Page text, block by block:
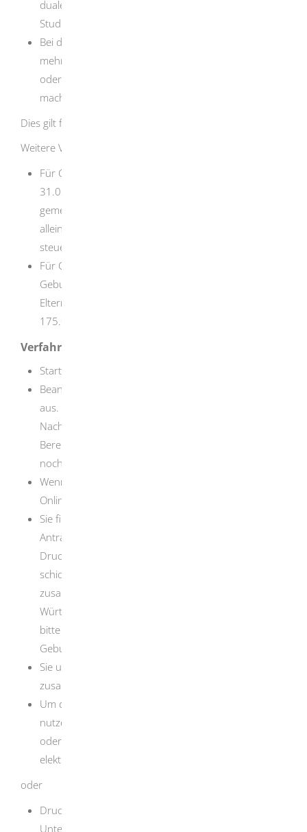
duales Studium, Pflichtpraktika während des
Studiums.
Bei der Grenze von 32 Stunden pro Woche gibt es
mehrere Besonderheiten, zum Beispiel bei Urlaub
oder wenn Sie studieren oder eine Ausbildung
machen.
Dies gilt für die Zeit, in der Sie Elterngeld bekommen.
Weitere Voraussetzungen:
Für Geburten zwischen dem 01.04.2024 und
31.03.2025: Im Jahr vor der Geburt hatten Sie
gemeinsam mit dem anderen Elternteil oder als
alleinerziehender Elternteil maximal 200.000 EUR
steuerpflichtiges Einkommen.
Für Geburten ab dem 01.04.2025: Im Jahr vor der
Geburt hatten Sie gemeinsam mit dem anderen
Elternteil oder als alleinerziehender Elternteil maximal
175.000 EUR steuerpflichtiges Einkommen.
Verfahrensablauf
Starten Sie den Online-Antrag.
Beantworten Sie die Fragen und füllen Sie die Felder
aus. Auch die erforderlichen Unterlagen und
Nachweise können Sie elektronisch hochladen.
Bereits hochgeladene Nachweise müssen Sie nicht
noch zusätzlich per Post einreichen.
Wenn Sie alles angegeben haben, schicken Sie Ihren
Online-Antrag ab.
Sie finden Ihre persönlichen Unterlagen für den
Antrag anschließend im Postfach Ihres Servicekontos.
Drucken Sie diese aus. Unterschreiben Sie sie und
schicken Sie den unterschriebenen Antrag
zusammen an die Landeskreditbank Baden-
Württemberg- Förderbank (L-Bank). Denken Sie dabei
bitte an weitere Unterlagen, zum Beispiel die
Geburtsurkunde.
Sie unterschreiben den Antrag und
zusammen mit den Unterlagen
Um die Antragstellung elektronisch abzuschließen,
nutzen Sie Ihren elektronischen Personalausweis
oder Aufenthaltstitel, um Ihr Elterngeld vollständig
elektronisch zu beantragen.
oder
Drucken Sie diese das Antragsformular aus.
Unterschreiben Sie sie es und schicken Sie den